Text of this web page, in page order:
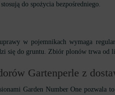
do spożycia bezpośredniego.
w pojemnikach wymaga
się do gruntu. Zbiór plonów trwa od
Gartenperle z
Garden Number One pozwala